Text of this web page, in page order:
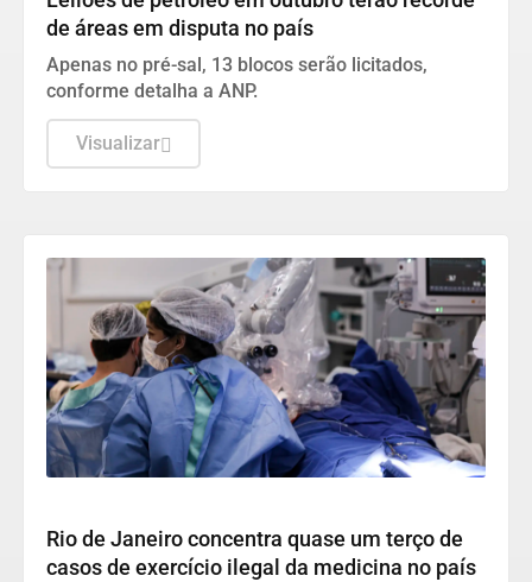
de áreas em disputa no país
Apenas no pré-sal, 13 blocos serão licitados,
conforme detalha a ANP.
Visualizar
Rio de Janeiro concentra quase um terço de
casos de exercício ilegal da medicina no país